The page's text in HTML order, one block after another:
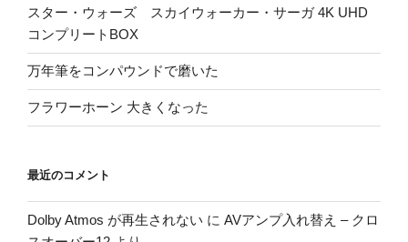
スター・ウォーズ スカイウォーカー・サーガ 4K UHD
コンプリートBOX
万年筆をコンパウンドで磨いた
フラワーホーン 大きくなった
最近のコメント
Dolby Atmos が再生されない に AVアンプ入れ替え – クロ